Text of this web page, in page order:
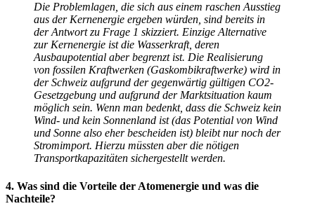
Die Problemlagen, die sich aus einem raschen Ausstieg
aus der Kernenergie ergeben würden, sind bereits in
der Antwort zu Frage 1 skizziert. Einzige Alternative
zur Kernenergie ist die Wasserkraft, deren
Ausbaupotential aber begrenzt ist. Die Realisierung
von fossilen Kraftwerken (Gaskombikraftwerke) wird in
der Schweiz aufgrund der gegenwärtig gültigen CO2-
Gesetzgebung und aufgrund der Marktsituation kaum
möglich sein. Wenn man bedenkt, dass die Schweiz kein
Wind- und kein Sonnenland ist (das Potential von Wind
und Sonne also eher bescheiden ist) bleibt nur noch der
Stromimport. Hierzu müssten aber die nötigen
Transportkapazitäten sichergestellt werden.
4. Was sind die Vorteile der Atomenergie und was die
Nachteile?